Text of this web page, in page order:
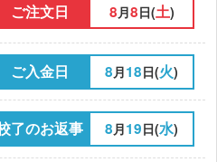
ご注文日 8月8日(土)
ご入金日 8月18日(火)
了のお返事 8月19日(水)